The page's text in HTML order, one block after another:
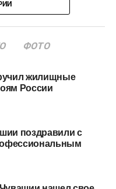
ФОТО
жилищные
России
поздравили с